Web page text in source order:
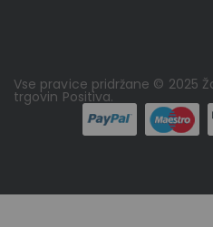
Vse pravice pridržane © 2025
trgovin Positiva.